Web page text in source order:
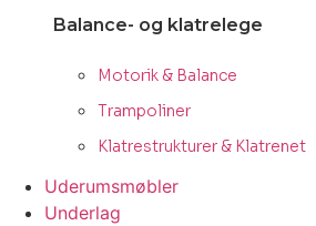
Balance- og klatrelege
Motorik & Balance
Trampoliner
Klatrestrukturer & Klatrenet
Uderumsmøbler
Underlag